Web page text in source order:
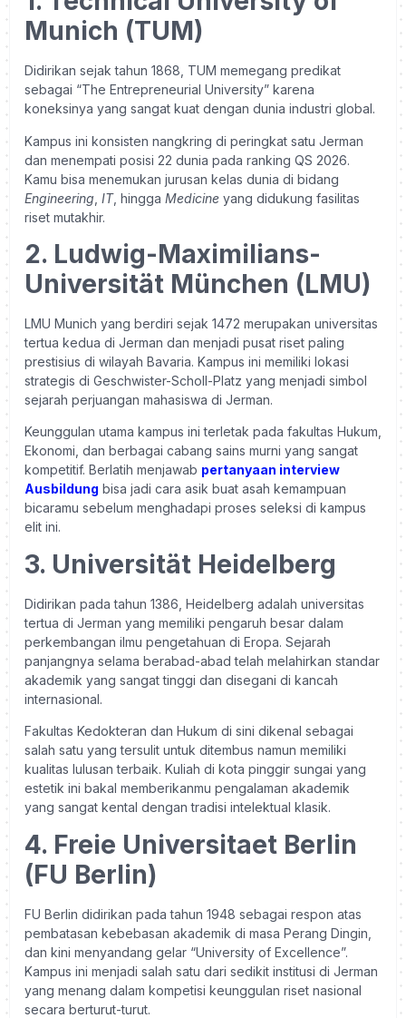
Munich (TUM)
Didirikan sejak tahun 1868, TUM memegang predikat
sebagai “The Entrepreneurial University” karena
koneksinya yang sangat kuat dengan dunia industri global.
Kampus ini konsisten nangkring di peringkat satu Jerman
dan menempati posisi 22 dunia pada ranking QS 2026.
Kamu bisa menemukan jurusan kelas dunia di bidang
Engineering IT, hingga Medicine yang didukung fasilitas
riset mutakhir.
2. Ludwig-Maximilians-
Universität München (LMU)
LMU Munich yang berdiri sejak 1472 merupakan universitas
tertua kedua di Jerman dan menjadi pusat riset paling
prestisius di wilayah Bavaria. Kampus ini memiliki lokasi
strategis di Geschwister-Scholl-Platz yang menjadi simbol
sejarah perjuangan mahasiswa di Jerman.
Keunggulan utama kampus ini terletak pada fakultas Hukum,
Ekonomi, dan berbagai cabang sains murni yang sangat
kompetitif. Berlatih menjawab pertanyaan interview
Ausbildung bisa jadi cara asik buat asah kemampuan
bicaramu sebelum menghadapi proses seleksi di kampus
elit ini.
3. Universität Heidelberg
Didirikan pada tahun 1386, Heidelberg adalah universitas
tertua di Jerman yang memiliki pengaruh besar dalam
perkembangan ilmu pengetahuan di Eropa. Sejarah
panjangnya selama berabad-abad telah melahirkan standar
akademik yang sangat tinggi dan disegani di kancah
internasional.
Fakultas Kedokteran dan Hukum di sini dikenal sebagai
salah satu yang tersulit untuk ditembus namun memiliki
kualitas lulusan terbaik. Kuliah di kota pinggir sungai yang
estetik ini bakal memberikanmu pengalaman akademik
yang sangat kental dengan tradisi intelektual klasik.
4. Freie Universitaet Berlin
(FU Berlin)
FU Berlin didirikan pada tahun 1948 sebagai respon atas
pembatasan kebebasan akademik di masa Perang Dingin,
dan kini menyandang gelar “University of Excellence”.
Kampus ini menjadi salah satu dari sedikit institusi di Jerman
yang menang dalam kompetisi keunggulan riset nasional
secara berturut-turut.